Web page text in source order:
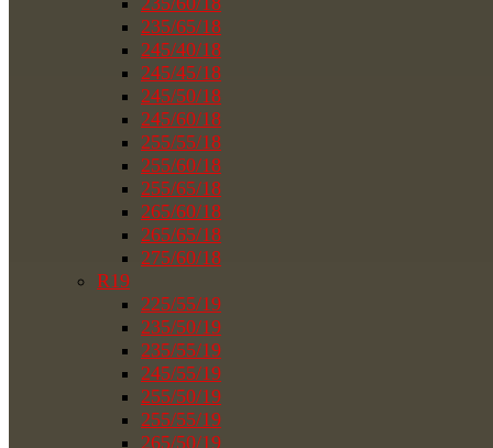
235/65/18
245/40/18
245/45/18
245/50/18
245/60/18
255/55/18
255/60/18
255/65/18
265/60/18
265/65/18
275/60/18
R19
225/55/19
235/50/19
235/55/19
245/55/19
255/50/19
255/55/19
265/50/19